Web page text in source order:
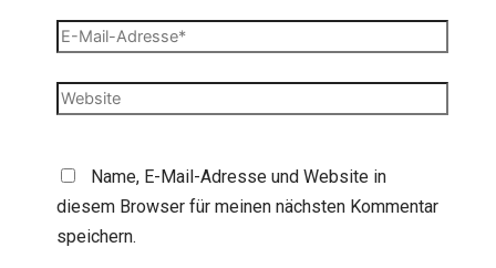
E-
Adresse*
Website
Name, E-Mail-Adresse und Website in
diesem Browser für meinen nächsten Kommentar
speichern.